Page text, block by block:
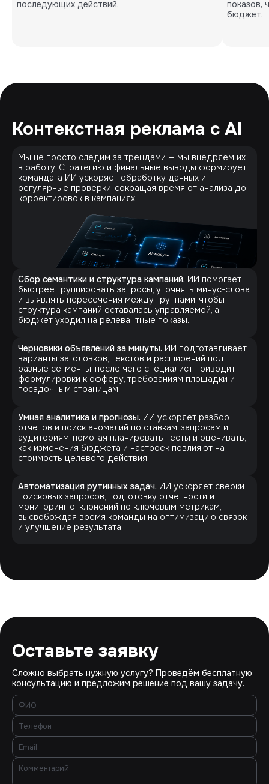
последующих действий.
показов,
бюджет.
Контекстная реклама с AI
Мы не просто следим за трендами — мы внедряем их
в работу. Стратегию и финальные выводы формирует
команда, а ИИ ускоряет обработку данных и
регулярные проверки, сокращая время от анализа до
корректировок в кампаниях.
Сбор семантики и структура кампаний. ИИ помогает
быстрее группировать запросы, уточнять минус-слова
и выявлять пересечения между группами, чтобы
структура кампаний оставалась управляемой, а
бюджет уходил на релевантные показы.
Черновики объявлений за минуты. ИИ подготавливает
варианты заголовков, текстов и расширений под
разные сегменты, после чего специалист приводит
формулировки к офферу, требованиям площадки и
посадочным страницам.
Умная аналитика и прогнозы. ИИ ускоряет разбор
отчётов и поиск аномалий по ставкам, запросам и
аудиториям, помогая планировать тесты и оценивать,
как изменения бюджета и настроек повлияют на
стоимость целевого действия.
Автоматизация рутинных задач. ИИ ускоряет сверки
поисковых запросов, подготовку отчётности и
мониторинг отклонений по ключевым метрикам,
высвобождая время команды на оптимизацию связок
и улучшение результата.
Оставьте заявку
Сложно выбрать нужную услугу? Проведём бесплатную
консультацию и предложим решение под вашу задачу.